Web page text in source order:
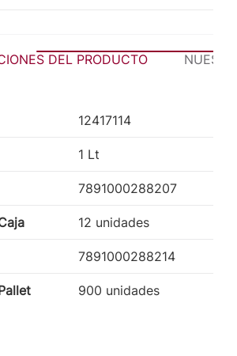
DEL PRODUCTO
12417114
1 Lt
7891000288207
12 unidades
7891000288214
900 unidades